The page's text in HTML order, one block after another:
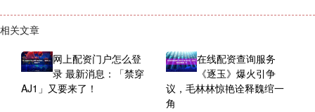
相关文章
网上配资门户怎么登
录 最新消息：「禁穿
AJ1」又要来了！
在线配资查询服务
《逐玉》爆火引争
议，毛林林惊艳诠释魏绾一
角